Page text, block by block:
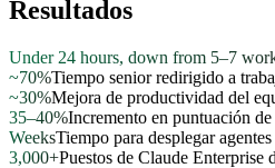
Resultados
Under 24 hours, down from 5–7
~70%Tiempo senior redirigido a
~30%Mejora de productividad del
35–40%Incremento en puntuación
WeeksTiempo para desplegar
3,000+Puestos de Claude Enterprise